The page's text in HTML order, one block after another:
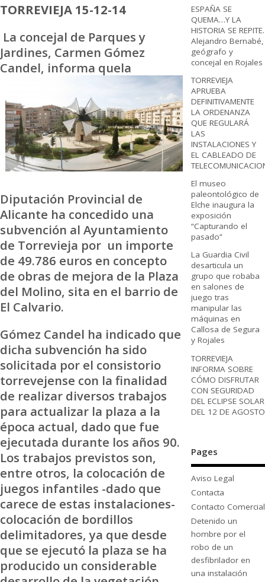
TORREVIEJA 15-12-14
La concejal de Parques y
Jardines, Carmen Gómez
Candel, informa quela
Diputación Provincial de
Alicante ha concedido una
subvención al Ayuntamiento
de Torrevieja por un importe
de 49.786 euros en concepto
de obras de mejora de la Plaza
del Molino, sita en el barrio de
El Calvario.
Gómez Candel ha indicado que
dicha subvención ha sido
solicitada por el consistorio
torrevejense con la finalidad
de realizar diversos trabajos
para actualizar la plaza a la
época actual, dado que fue
ejecutada durante los años 90.
Los trabajos previstos son,
entre otros, la colocación de
juegos infantiles -dado que
carece de estas instalaciones-
colocación de bordillos
delimitadores, ya que desde
que se ejecutó la plaza se ha
producido un considerable
ESPAÑA SE
QUEMA…Y LA
HISTORIA SE REPITE.
Alejandro Bernabé,
geógrafo y
concejal en Rojales
TORREVIEJA
APRUEBA
DEFINITIVAMENTE
LA ORDENANZA
QUE REGULARÁ
LAS
INSTALACIONES Y
EL CABLEADO DE
El museo
paleontológico de
Elche inaugura la
exposición
“Capturando el
pasado”
La Guardia Civil
desarticula un
grupo que robaba
en salones de
juego tras
manipular las
máquinas en
Callosa de Segura
y Rojales
TORREVIEJA
INFORMA SOBRE
CÓMO DISFRUTAR
CON SEGURIDAD
DEL ECLIPSE SOLAR
DEL 12 DE AGOSTO
Pages
Aviso Legal
Contacta
Contacto Comercial
Detenido un
hombre por el
robo de un
desfibrilador en
una instalación